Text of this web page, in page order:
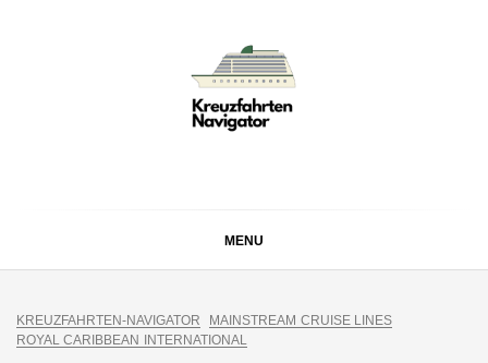
MENU
KREUZFAHRTEN-NAVIGATOR
MAINSTREAM CRUISE LINES
ROYAL CARIBBEAN INTERNATIONAL